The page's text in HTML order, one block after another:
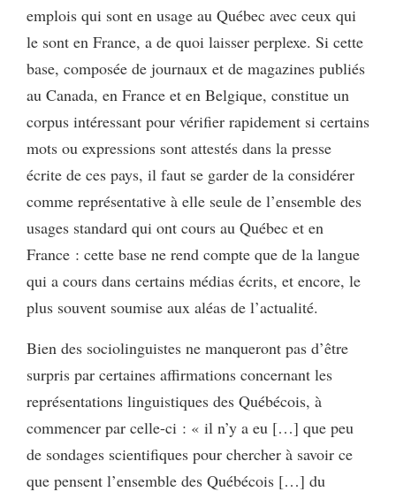
emplois qui sont en usage au Québec avec ceux qui
le sont en France, a de quoi laisser perplexe. Si cette
base, composée de journaux et de magazines publiés
au Canada, en France et en Belgique, constitue un
corpus intéressant pour vérifier rapidement si certains
mots ou expressions sont attestés dans la presse
écrite de ces pays, il faut se garder de la considérer
comme représentative à elle seule de l’ensemble des
usages standard qui ont cours au Québec et en
France : cette base ne rend compte que de la langue
qui a cours dans certains médias écrits, et encore, le
plus souvent soumise aux aléas de l’actualité.
Bien des sociolinguistes ne manqueront pas d’être
surpris par certaines affirmations concernant les
représentations linguistiques des Québécois, à
commencer par celle-ci : « il n’y a eu […] que peu
de sondages scientifiques pour chercher à savoir ce
que pensent l’ensemble des Québécois […] du